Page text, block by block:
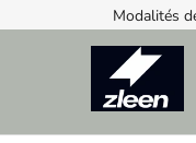
to
Modalités